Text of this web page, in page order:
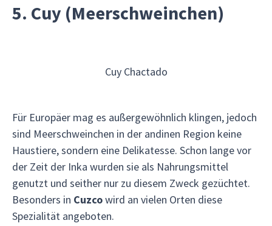
5. Cuy (Meerschweinchen)
Cuy Chactado
Für Europäer mag es außergewöhnlich klingen, jedoch
sind Meerschweinchen in der andinen Region keine
Haustiere, sondern eine Delikatesse. Schon lange vor
der Zeit der Inka wurden sie als Nahrungsmittel
genutzt und seither nur zu diesem Zweck gezüchtet.
Besonders in Cuzcowird an vielen Orten diese
Spezialität angeboten.